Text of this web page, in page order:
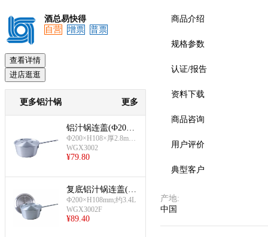
酒总易快得
自营
增票 普票
查看详情
进店逛逛
更多铝汁锅 更多
铝汁锅连盖(Ф200×
H108mm)
Ф200×H108×厚2.8mm;
约3.4L
WGX3002
¥79.80
复底铝汁锅连盖(Ф
200×H108mm)
Ф200×H108mm;约3.4L
WGX3002F
¥89.40
商品介绍
规格参数
认证/报告
资料下载
商品咨询
用户评价
典型客户
产地:
中国